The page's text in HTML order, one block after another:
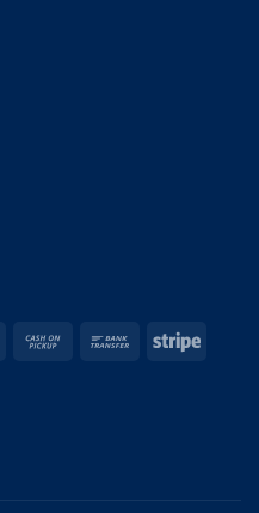
Cash
Cash
Bank
Stripe